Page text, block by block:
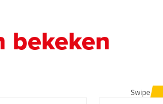
bekeken
Swipe